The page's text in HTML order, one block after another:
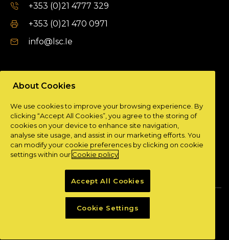
+353 (0)21 4777 329
+353 (0)21 470 0971
info@lsc.Ie
Unit 9a,
Plato Business Park,
Damastown,
Dublin 15.
+ 353 (0)1 901 0404
Granite Digital
About Cookies
We use cookies to improve your browsing experience. By
clicking “Accept All Cookies”, you agree to the storing of
cookies on your device to enhance site navigation,
analyse site usage, and assist in our marketing efforts. You
can modify your cookie preferences by clicking on cookie
settings within our Cookie policy
Accept All Cookies
Cookie Settings